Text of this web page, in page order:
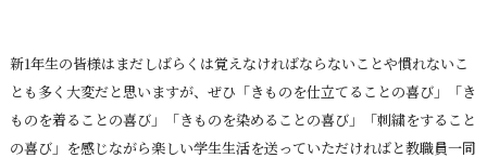
新1年生の皆様はまだしばらくは覚えなければならないことや慣れないこ
とも多く大変だと思いますが、ぜひ「きものを仕立てることの喜び」「き
ものを着ることの喜び」「きものを染めることの喜び」「刺繍をすること
の喜び」を感じながら楽しい学生生活を送っていただければと教職員一同